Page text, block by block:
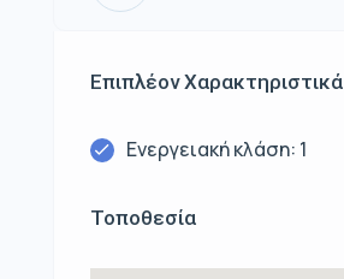
Επιπλέον Χαρακτηριστικά
Ενεργειακή κλάση: 1
Τοποθεσία